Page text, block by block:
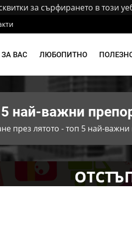
за сърфирането в този
ЗА ВАС ЛЮБОПИТНО
най-важни
през лятото - топ 5 най-